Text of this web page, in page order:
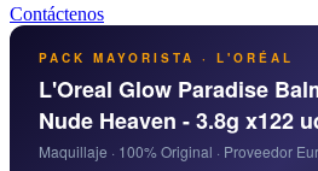
Contáctenos
PACK MAYORISTA · L'ORÉAL
L'Oreal Glow Paradise
Nude Heaven - 3.8g x122
Maquillaje · 100% Original · Proveedor